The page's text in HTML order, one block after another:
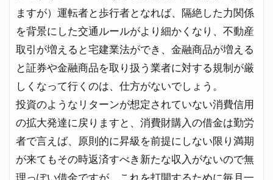
ますが）運転者と歩行者となれば、隔絶した力関係
を背景にした交通ルールがより細かくなり、不動産
取引が増えると宅建業法ができ、金融商品が増える
と証券や金融商品を取り扱う業者に対する規制が厳
しくなって行くのは、仕方がないでしょう。
投資のようなリターンが想定されていない消費信用
の拡大発達に戻りますと、消費財購入の借金は勤労
者で言えば、原則的に昇級を前提にしない限り満期
が来てもその時返済すべき新たな収入がないので無